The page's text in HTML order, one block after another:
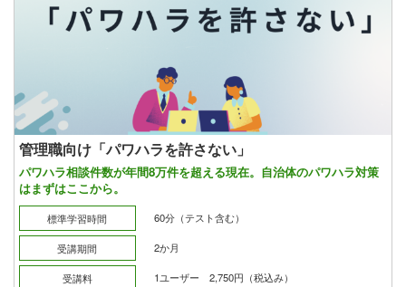
管理職向け「パワハラを許さない」
パワハラ相談件数が年間8万件を超える現在。自治体のパワハラ対策
はまずはここから。
標準学習時間 60分（テスト含む）
受講期間 2か月
受講料 1ユーザー 2,750円（税込み）